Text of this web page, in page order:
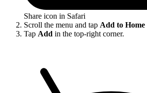
Share icon in Safari
Scroll the menu and tap Add to Home
Tap Add in the top-right corner.